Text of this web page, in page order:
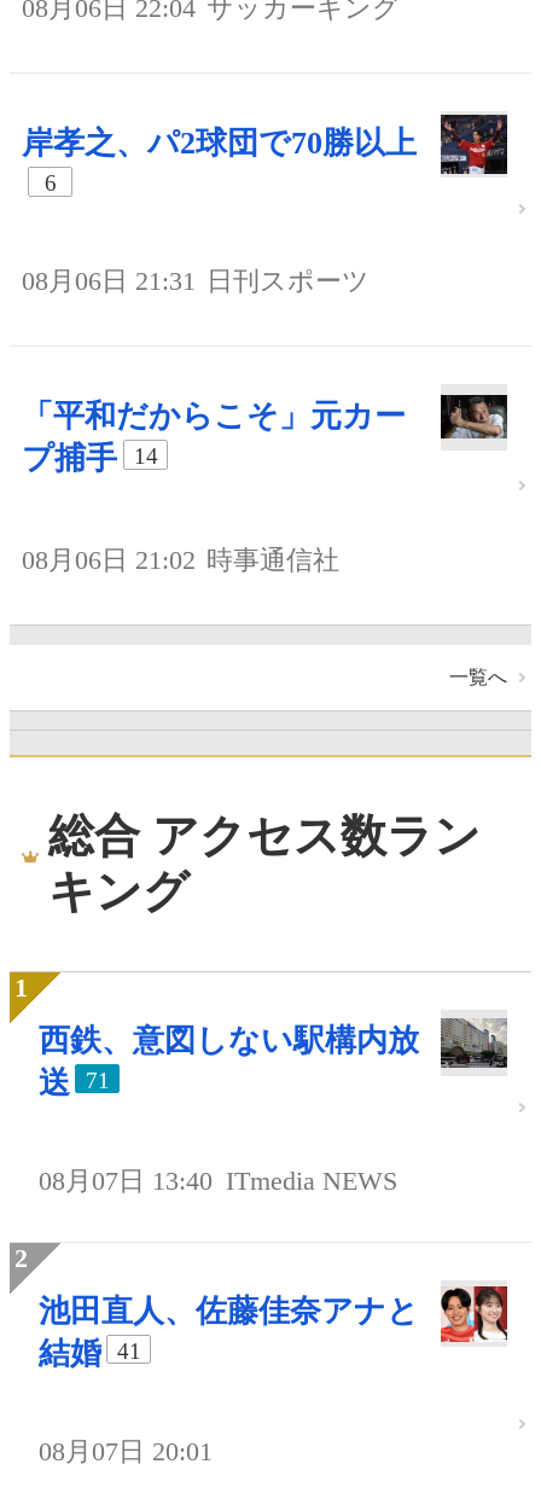
08月06日 22:04 サッカーキング
岸孝之、パ2球団で70勝以上
6
08月06日 21:31 日刊スポーツ
「平和だからこそ」元カー
プ捕手
14
08月06日 21:02 時事通信社
一覧へ
総合 アクセス数ラン
キング
西鉄、意図しない駅構内放
送
71
08月07日 13:40 ITmedia NEWS
池田直人、佐藤佳奈アナと
結婚
41
08月07日 20:01